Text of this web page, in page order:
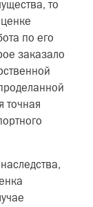
то
по его
заказало
точная